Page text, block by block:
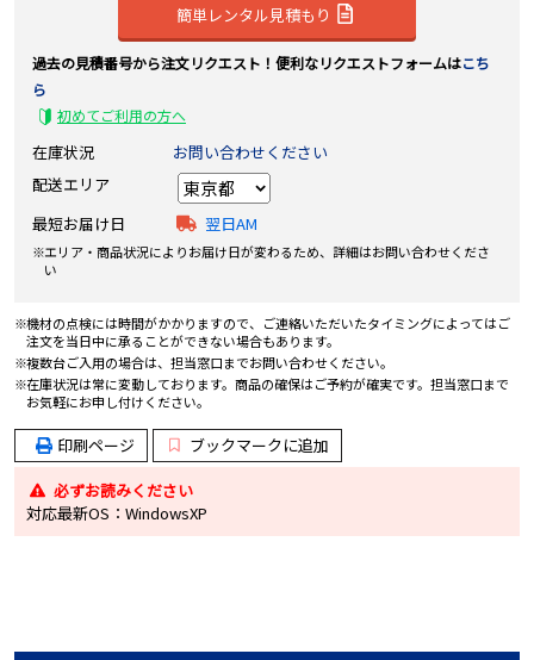
簡単レンタル見積もり
過去の見積番号から注文リクエスト！便利なリクエストフォームはこち
ら
初めてご利用の方へ
在庫状況
お問い合わせください
配送エリア
最短お届け日
翌日AM
エリア・商品状況によりお届け日が変わるため、詳細はお問い合わせくださ
い
機材の点検には時間がかかりますので、ご連絡いただいたタイミングによってはご
注文を当日中に承ることができない場合もあります。
複数台ご入用の場合は、担当窓口までお問い合わせください。
在庫状況は常に変動しております。商品の確保はご予約が確実です。担当窓口まで
お気軽にお申し付けください。
印刷ページ
ブックマークに追加
必ずお読みください
対応最新OS：WindowsXP